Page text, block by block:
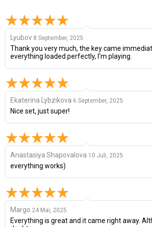
Lyubov 8 September, 2025
Thank you very much, the key came
everything loaded perfectly, I'm playing.
Ekaterina Lybzikova 6 September, 2025
Nice set, just super!
Anastasiya Shapovalova 10 Juli, 2025
everything works)
Margo 24 Mai, 2025
Everything is great and it came right away.